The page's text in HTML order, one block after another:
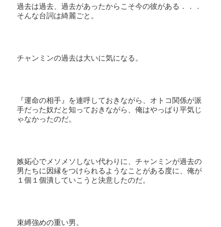
過去は過去、過去があったからこそ今の彼がある．．．
そんな台詞は綺麗ごと。
チャンミンの過去は大いに気になる。
『運命の相手』を連呼しておきながら、オトコ関係が派
手だった奴だと知っておきながら、俺はやっぱり平気じ
ゃなかったのだ。
嫉妬心でメソメソしない代わりに、チャンミンが過去の
男たちに因縁をつけられるようなことがある度に、俺が
１個１個潰していこうと決意したのだ。
束縛強めの重い男。